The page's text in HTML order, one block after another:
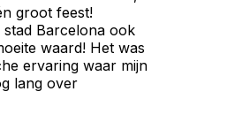
groot feest!
stad Barcelona ook
waard! Het was
ervaring waar mijn
lang over